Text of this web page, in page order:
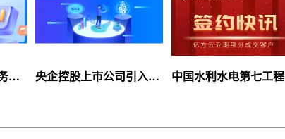
上
央企控股上市公司引入
中国水利水电第七工程